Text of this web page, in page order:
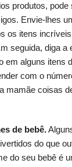
produtos, pode
Envie-lhes
os itens
seguida, diga a
em alguns itens
com o
mamãe coisas
de bebê.
do que
do seu bebê é